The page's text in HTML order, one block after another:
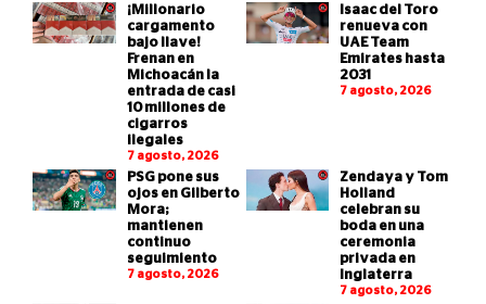
¡Millonario
cargamento
bajo llave!
Frenan en
Michoacán la
entrada de casi
10 millones de
cigarros
ilegales
7 agosto, 2026
Isaac del Toro
renueva con
UAE Team
Emirates hasta
2031
7 agosto, 2026
PSG pone sus
ojos en Gilberto
Mora;
mantienen
continuo
seguimiento
7 agosto, 2026
Zendaya y Tom
Holland
celebran su
boda en una
ceremonia
privada en
Inglaterra
7 agosto, 2026